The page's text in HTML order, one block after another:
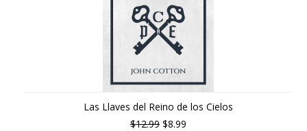
Las Llaves del Reino de los Cielos
$12.99 $8.99